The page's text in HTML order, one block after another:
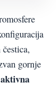
gornje
aktivna